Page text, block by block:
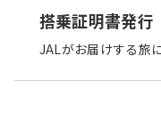
搭乗証明書発行
JALがお届けする旅